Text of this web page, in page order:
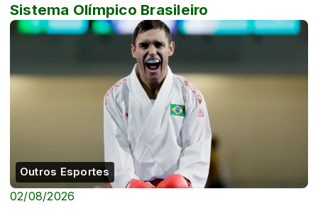
Sistema Olímpico Brasileiro
Outros Esportes
02/08/2026